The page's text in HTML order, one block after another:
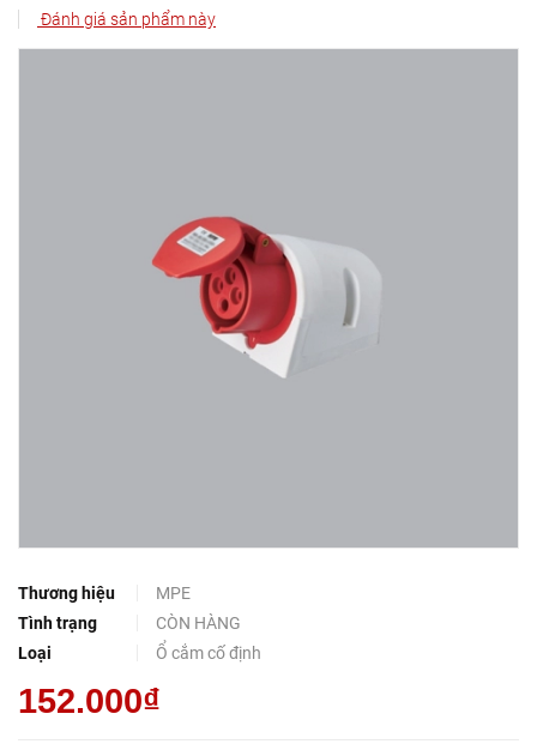
Đánh giá sản phẩm này
Thương hiệu
MPE
Tình trạng
CÒN HÀNG
Loại
Ổ cắm cố định
152.000₫